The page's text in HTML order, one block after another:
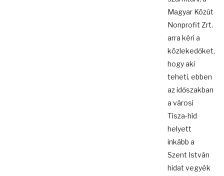
Magyar Közút
Nonprofit Zrt.
arra kéri a
közlekedőket,
hogy aki
teheti, ebben
az időszakban
a városi
Tisza-híd
helyett
inkább a
Szent István
hidat vegyék